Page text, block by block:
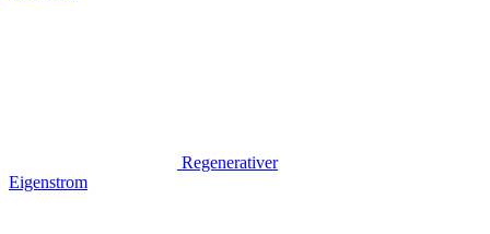
Regenerativer
Eigenstrom